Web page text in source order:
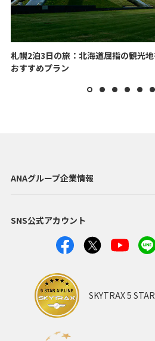
札幌2泊3日の旅：北海道屈指の観光
おすすめプラン
ANAグループ企業情報
SNS公式アカウント
SKYTRAX 5